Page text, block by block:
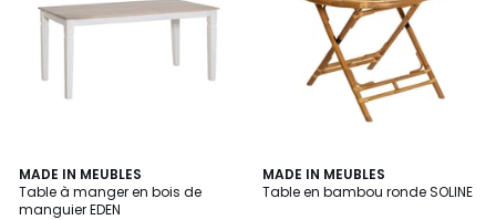
MADE IN MEUBLES
Table à manger en bois de
manguier EDEN
MADE IN MEUBLES
Table en bambou ronde SOLINE